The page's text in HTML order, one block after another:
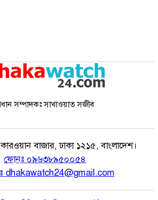
সম্পাদকঃ সাখাওয়াত সজীব
বাজার, ঢাকা ১২১৫, বাংলাদেশ।
ফোনঃ ০৯৬৩৮৯৫০০৫৪
dhakawatch24@gmail.com